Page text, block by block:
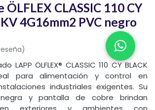
ÖLFLEX CLASSIC 110 CY
4G16mm2 PVC negro
LAPP ÖLFLEX® CLASSIC 110 CY BLACK
para alimentación y control en
industriales exigentes. Su
y pantalla de cobre brindan